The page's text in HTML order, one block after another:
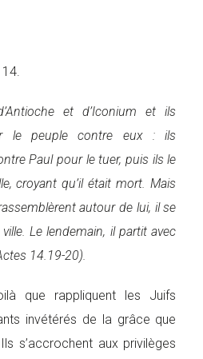
et d’Iconium et ils
le peuple contre eux : ils
Paul pour le tuer, puis ils le
croyant qu’il était mort. Mais
autour de lui, il se
Le lendemain, il partit avec
14.19-20).
que rappliquent les Juifs
invétérés de la grâce que
s’accrochent aux privilèges